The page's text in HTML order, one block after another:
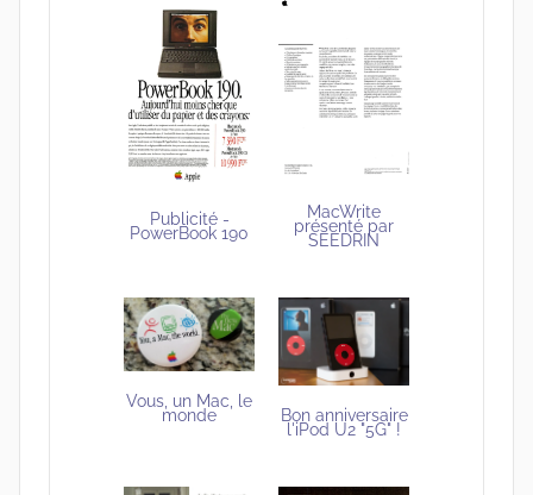
Publicité -
PowerBook 190
MacWrite
présenté par
SEEDRIN
Vous, un Mac, le
monde Bon anniversaire
l'iPod U2 "5G" !